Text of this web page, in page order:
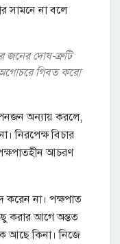
সামনে না বলে
দোষ-ত্রুটি
গিবত করো
অন্যায় করলে,
নিরপেক্ষ বিচার
আচরণ
করেন না। পক্ষপাত
করার আগে অন্তত
আছে কিনা। নিজে